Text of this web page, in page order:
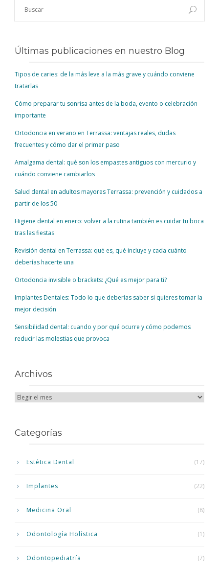
Últimas publicaciones en nuestro Blog
Tipos de caries: de la más leve a la más grave y cuándo conviene
tratarlas
Cómo preparar tu sonrisa antes de la boda, evento o celebración
importante
Ortodoncia en verano en Terrassa: ventajas reales, dudas
frecuentes y cómo dar el primer paso
Amalgama dental: qué son los empastes antiguos con mercurio y
cuándo conviene cambiarlos
Salud dental en adultos mayores Terrassa: prevención y cuidados a
partir de los 50
Higiene dental en enero: volver a la rutina también es cuidar tu boca
tras las fiestas
Revisión dental en Terrassa: qué es, qué incluye y cada cuánto
deberías hacerte una
Ortodoncia invisible o brackets: ¿Qué es mejor para ti?
Implantes Dentales: Todo lo que deberías saber si quieres tomar la
mejor decisión
Sensibilidad dental: cuando y por qué ocurre y cómo podemos
reducir las molestias que provoca
Archivos
Categorías
Estética Dental (17)
Implantes (22)
Medicina Oral (8)
Odontología Holística (1)
Odontopediatría (7)